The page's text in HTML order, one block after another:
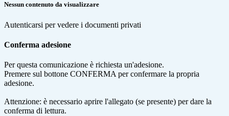
Nessun contenuto da visualizzare
Autenticarsi per vedere i documenti privati
Conferma adesione
Per questa comunicazione è richiesta un'adesione.
Premere sul bottone CONFERMA per confermare la propria
adesione.
Attenzione: è necessario aprire l'allegato (se presente) per dare la
conferma di lettura.